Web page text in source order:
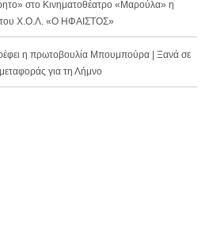
στο Κινηματοθέατρο «Μαρούλα» η
του Χ.Ο.Λ. «Ο ΗΦΑΙΣΤΟΣ»
η πρωτοβουλία Μπουμπούρα | Ξανά σε
για τη Λήμνο